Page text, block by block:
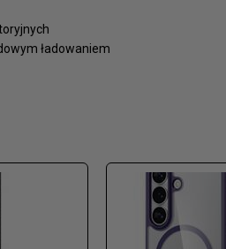
ładowaniem